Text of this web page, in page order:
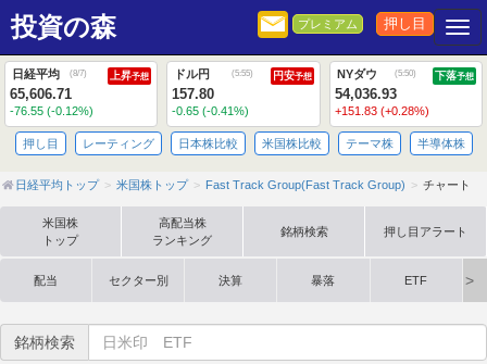
投資の森 プレミアム 押し目
日経平均 (8/7) 上昇予想
65,606.71
-76.55 (-0.12%)
ドル円 (5:55) 円安予想
157.80
-0.65 (-0.41%)
NYダウ (5:50) 下落予想
54,036.93
+151.83 (+0.28%)
押し目 レーティング 日本株比較 米国株比較 テーマ株 半導体株
日経平均トップ 米国株トップ Fast Track Group(Fast Track Group) チャート
米国株
トップ
高配当株
ランキング
銘柄検索 押し目アラート
配当 セクター別 決算 暴落 ETF
銘柄検索